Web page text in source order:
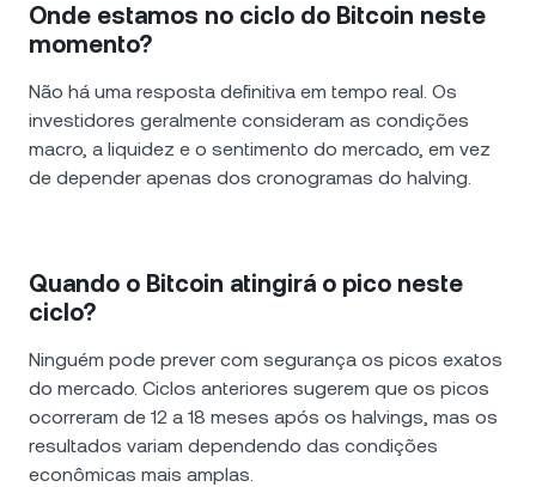
Onde estamos no ciclo do Bitcoin neste
momento?
Não há uma resposta definitiva em tempo real. Os
investidores geralmente consideram as condições
macro, a liquidez e o sentimento do mercado, em vez
de depender apenas dos cronogramas do halving.
Quando o Bitcoin atingirá o pico neste
ciclo?
Ninguém pode prever com segurança os picos exatos
do mercado. Ciclos anteriores sugerem que os picos
ocorreram de 12 a 18 meses após os halvings, mas os
resultados variam dependendo das condições
econômicas mais amplas.